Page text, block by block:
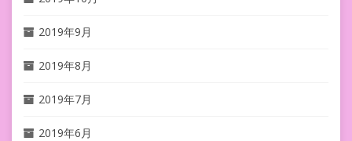
2019年9月
2019年8月
2019年7月
2019年6月